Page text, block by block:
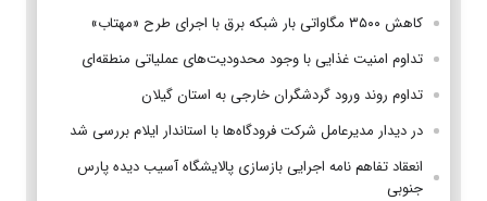
کاهش ۳۵۰۰ مگاواتی بار شبکه برق با اجرای طرح «مهتاب»
تداوم امنیت غذایی با وجود محدودیت‌های عملیاتی منطقه‌ای
تداوم روند ورود گردشگران خارجی به استان گیلان
در دیدار مدیرعامل شرکت فرودگاه‌ها با استاندار ایلام بررسی شد
انعقاد تفاهم نامه اجرایی بازسازی پالایشگاه آسیب دیده پارس
جنوبی